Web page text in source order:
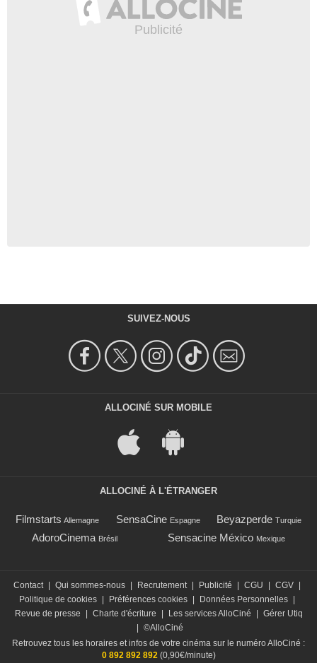
SUIVEZ-NOUS
ALLOCINÉ SUR MOBILE
ALLOCINÉ À L'ÉTRANGER
Filmstarts Allemagne SensaCine Espagne Beyazperde Turquie
AdoroCinema Brésil Sensacine México Mexique
Contact Qui sommes-nous Recrutement Publicité CGU CGV
Politique de cookies
Préférences cookies Données Personnelles
Revue de presse
Charte d'écriture Les services AlloCiné
Gérer Utiq
©AlloCiné
Retrouvez tous les horaires et infos de votre cinéma sur le numéro AlloCiné :
0 892 892 892(0,90€/minute)